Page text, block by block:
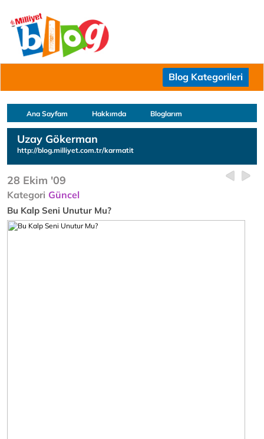
Blog Kategorileri
Ana Sayfam Hakkımda Bloglarım
Uzay Gökerman
http://blog.milliyet.com.tr/karmatit
28 Ekim '09
Kategori Güncel
Bu Kalp Seni Unutur Mu?